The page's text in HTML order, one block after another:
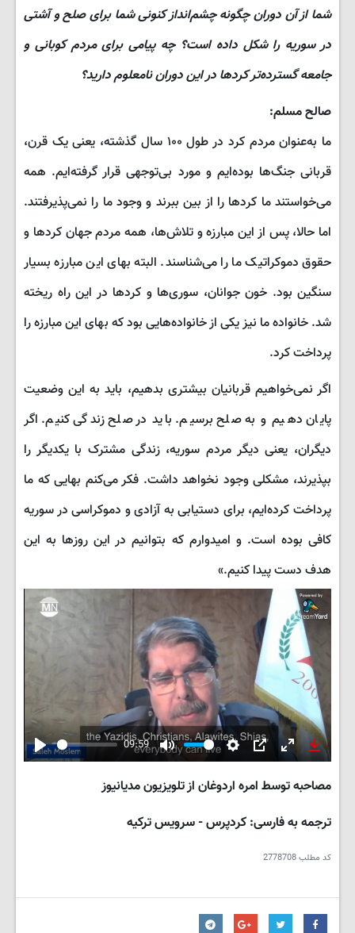
شما از آن دوران چگونه چشم‌انداز کنونی شما برای صلح و آشتی
در سوریه را شکل داده است؟ چه پیامی برای مردم کوبانی و
جامعه گسترده‌تر کردها در این دوران نامعلوم دارید؟
صالح مسلم:
ما به‌عنوان مردم کرد در طول ۱۰۰ سال گذشته، یعنی یک قرن،
قربانی جنگ‌ها بوده‌ایم و مورد بی‌توجهی قرار گرفته‌ایم. همه
می‌خواستند ما کردها را از بین ببرند و وجود ما را نمی‌پذیرفتند.
اما حالا، پس از این مبارزه و تلاش‌ها، همه مردم جهان کردها و
حقوق دموکراتیک ما را می‌شناسند. البته بهای این مبارزه بسیار
سنگین بود. خون جوانان، سوری‌ها و کردها در این راه ریخته
شد. خانواده ما نیز یکی از خانواده‌هایی بود که بهای این مبارزه را
پرداخت کرد.
اگر نمی‌خواهیم قربانیان بیشتری بدهیم، باید به این وضعیت
پایان دهیم و به صلح برسیم. باید در صلح زندگی کنیم. اگر
دیگران، یعنی دیگر مردم سوریه، زندگی مشترک با یکدیگر را
بپذیرند، مشکلی وجود نخواهد داشت. فکر می‌کنم بهایی که ما
پرداخت کرده‌ایم، برای دستیابی به آزادی و دموکراسی در سوریه
کافی بوده است. و امیدوارم که بتوانیم در این روزها به این
هدف دست پیدا کنیم.»
Play
09:59
Mute Settings
PIP Enter
fullscreen
مصاحبه توسط امره اردوغان از تلویزیون مدیانیوز
ترجمه به فارسی: کردپرس - سرویس ترکیه
کد مطلب2778708